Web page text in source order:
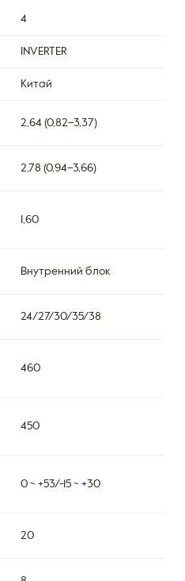
4
INVERTER
Китай
2,64 (0,82–3,37)
2,78 (0,94–3,66)
1,60
Внутренний блок
24/27/30/35/38
460
450
0 ~ +53/-15 ~ +30
20